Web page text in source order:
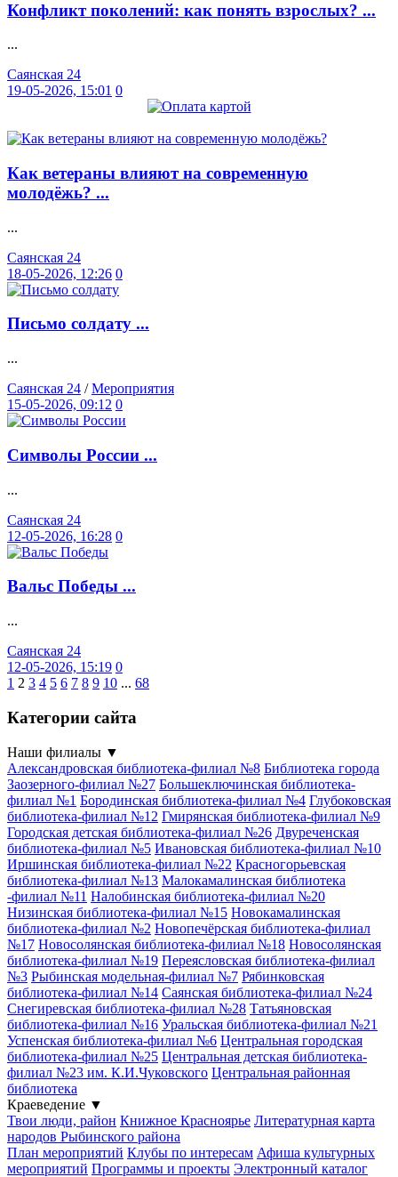
Конфликт поколений: как понять взрослых? ...
...
Саянская 24
19-05-2026, 15:01 0
Как ветераны влияют на современную
молодёжь? ...
...
Саянская 24
18-05-2026, 12:26 0
Письмо солдату ...
...
Саянская 24 /Мероприятия
15-05-2026, 09:12 0
Символы России ...
...
Саянская 24
12-05-2026, 16:28 0
Вальс Победы ...
...
Саянская 24
12-05-2026, 15:19 0
1 2 3 4 5 6 7 8 9 10 ... 68
Категории сайта
Наши филиалы ▼
Александровская библиотека-филиал №8 Библиотека города
Заозерного-филиал №27 Большеключинская библиотека-
филиал №1 Бородинская библиотека-филиал №4 Глубоковская
библиотека-филиал №12 Гмирянская библиотека-филиал №9
Городская детская библиотека-филиал №26 Двуреченская
библиотека-филиал №5 Ивановская библиотека-филиал №10
Иршинская библиотека-филиал №22 Красногорьевская
библиотека-филиал №13 Малокамалинская библиотека
-филиал №11 Налобинская библиотека-филиал №20
Низинская библиотека-филиал №15 Новокамалинская
библиотека-филиал №2 Новопечёрская библиотека-филиал
№17 Новосолянская библиотека-филиал №18 Новосолянская
библиотека-филиал №19 Переясловская библиотека-филиал
№3 Рыбинская модельная-филиал №7 Рябинковская
библиотека-филиал №14 Саянская библиотека-филиал №24
Снегиревская библиотека-филиал №28 Татьяновская
библиотека-филиал №16 Уральская библиотека-филиал №21
Успенская библиотека-филиал №6 Центральная городская
библиотека-филиал №25 Центральная детская библиотека-
филиал №23 им. К.И.Чуковского Центральная районная
библиотека
Краеведение ▼
Твои люди, район Книжное Красноярье Литературная карта
народов Рыбинского района
План мероприятий Клубы по интересам Афиша культурных
мероприятий Программы и проекты Электронный каталог